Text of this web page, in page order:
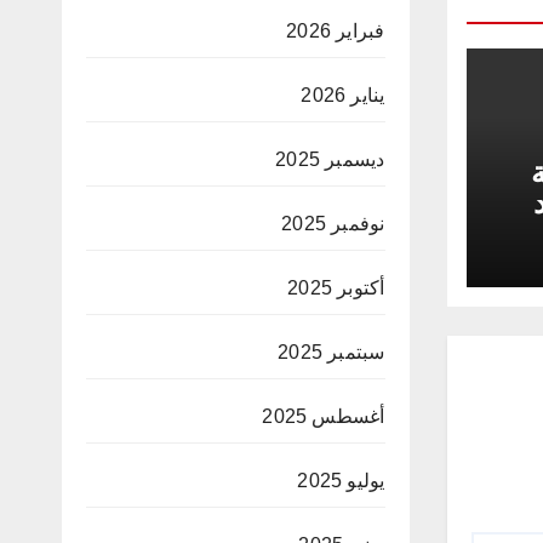
فبراير 2026
يناير 2026
ديسمبر 2025
نوفمبر 2025
أكتوبر 2025
سبتمبر 2025
أغسطس 2025
يوليو 2025